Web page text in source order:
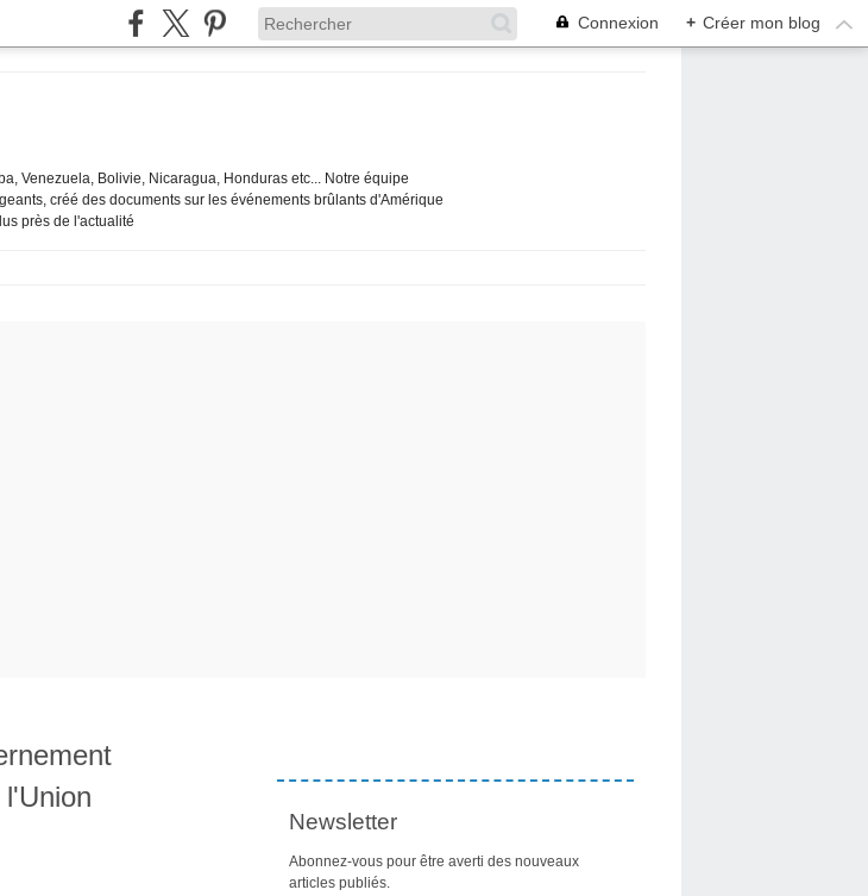
Connexion + Créer mon blog
Venezuela, Bolivie, Nicaragua, Honduras etc... Notre équipe
créé des documents sur les événements brûlants d'Amérique
près de l'actualité
Newsletter
Abonnez-vous pour être averti des nouveaux
articles publiés.